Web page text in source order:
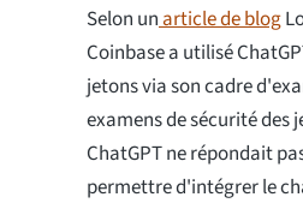
Selon un article de blog
Coinbase a utilisé
jetons via son cadre
examens de sécurité des
ChatGPT ne répondait
permettre d'intégrer le